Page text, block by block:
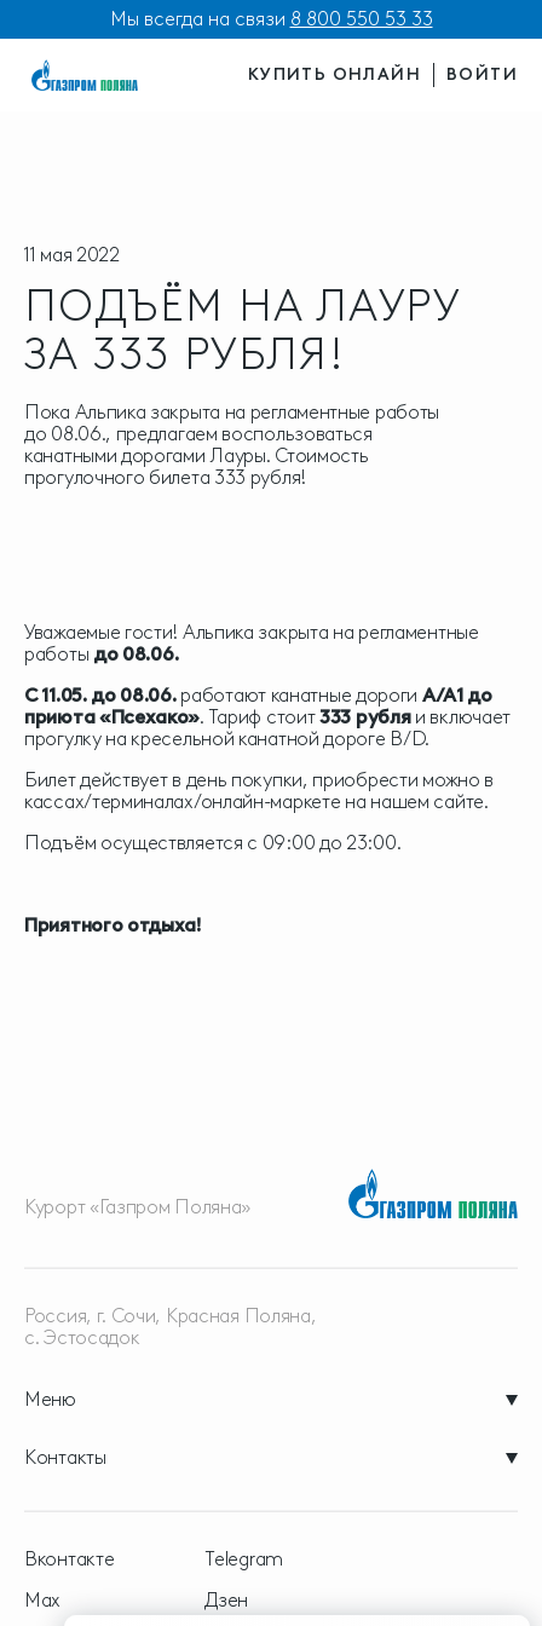
Мы всегда на связи 8 800 550 53 33
КУПИТЬ ОНЛАЙН ВОЙТИ
11 мая 2022
ПОДЪЁМ НА ЛАУРУ
ЗА 333 РУБЛЯ!
Пока Альпика закрыта на регламентные работы
до 08.06., предлагаем воспользоваться
канатными дорогами Лауры. Стоимость
прогулочного билета 333 рубля!
Уважаемые гости! Альпика закрыта на регламентные
работы до 08.06.
С 11.05. до 08.06.работают канатные дороги А/А1 до
приюта «Псехако». Тариф стоит333 рубля и включает
прогулку на кресельной канатной дороге В/D.
Билет действует в день покупки, приобрести можно в
кассах/терминалах/онлайн-маркете на нашем сайте.
Подъём осуществляется с 09:00 до 23:00.
Приятного отдыха!
Курорт «Газпром Поляна»
Меню
Россия, г. Сочи, Красная Поляна,
с. Эстосадок
Контакты
Вконтакте
Telegram
Max
Дзен